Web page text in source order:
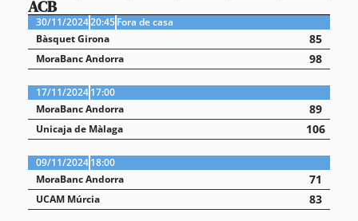
ACB
30/11/202420:45Fora de casa
Bàsquet Girona
85
MoraBanc Andorra 98
17/11/202417:00
MoraBanc Andorra
89
Unicaja de Màlaga 106
09/11/202418:00
MoraBanc Andorra
71
UCAM Múrcia 83